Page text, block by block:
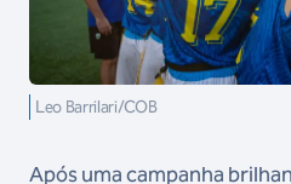
Leo Barrilari/COB
Após uma campanha